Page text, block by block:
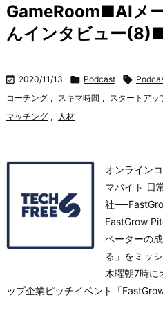
GameRoom■AIメ
んインタビュー
 2020/11/13  Podcast 
コーチング , スキマ時間 , スタートアッ
マッチング , 人材
オンライン
マバイト 日
社
FastGrow
ベーターの
る」をミッ
木曜朝7時に
ップ企業ピッチイベント「